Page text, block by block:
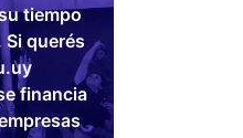
tiempo
querés
financia